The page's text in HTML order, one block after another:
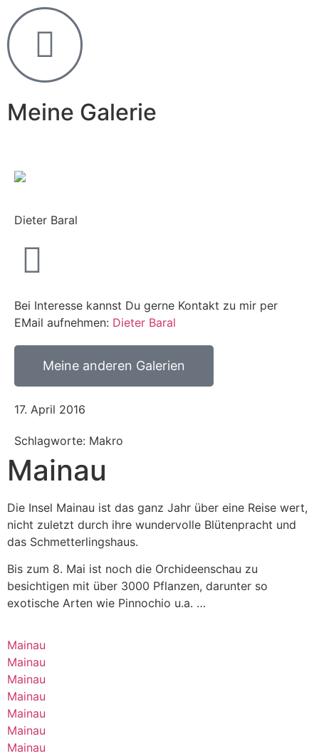
Meine Galerie
Dieter Baral
Bei Interesse kannst Du gerne Kontakt zu mir per
EMail aufnehmen: Dieter Baral
Meine anderen Galerien
17. April 2016
Schlagworte: Makro
Mainau
Die Insel Mainau ist das ganz Jahr über eine Reise wert,
nicht zuletzt durch ihre wundervolle Blütenpracht und
das Schmetterlingshaus.
Bis zum 8. Mai ist noch die Orchideenschau zu
besichtigen mit über 3000 Pflanzen, darunter so
exotische Arten wie Pinnochio u.a. …
Mainau
Mainau
Mainau
Mainau
Mainau
Mainau
Mainau